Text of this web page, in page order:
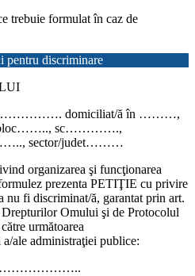
trebuie formulat în caz de
pentru discriminare
domiciliat/ă în ………,
sc………….,
sector/judet………
organizarea şi funcţionarea
prezenta PETIŢIE cu privire
nu fi discriminat/ă, garantat prin art.
Omului şi de Protocolul
următoarea
ale administraţiei publice: